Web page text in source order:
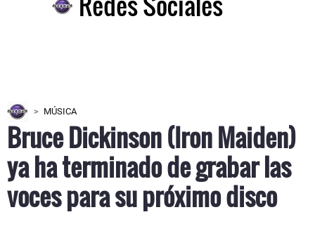
MÚSICA
Bruce Dickinson (Iron Maiden)
ya ha terminado de grabar las
voces para su próximo disco